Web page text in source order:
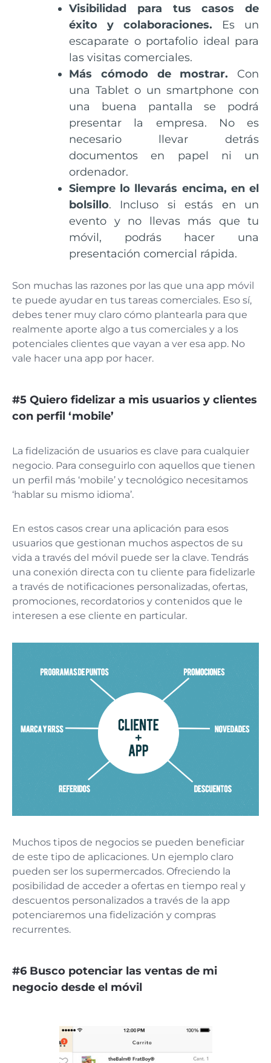
Visibilidad para tus casos de
éxito y colaboraciones. Es un
escaparate o portafolio ideal para
las visitas comerciales.
Más cómodo de mostrar. Con
una Tablet o un smartphone con
una buena pantalla se podrá
presentar la empresa. No es
necesario llevar detrás
documentos en papel ni un
ordenador.
Siempre lo llevarás encima, en el
bolsillo. Incluso si estás en un
evento y no llevas más que tu
móvil, podrás hacer una
presentación comercial rápida.
Son muchas las razones por las que una app móvil
te puede ayudar en tus tareas comerciales. Eso sí,
debes tener muy claro cómo plantearla para que
realmente aporte algo a tus comerciales y a los
potenciales clientes que vayan a ver esa app. No
vale hacer una app por hacer.
#5 Quiero fidelizar a mis usuarios y clientes
con perfil ‘mobile’
La fidelización de usuarios es clave para cualquier
negocio. Para conseguirlo con aquellos que tienen
un perfil más ‘mobile’ y tecnológico necesitamos
‘hablar su mismo idioma’.
En estos casos crear una aplicación para esos
usuarios que gestionan muchos aspectos de su
vida a través del móvil puede ser la clave. Tendrás
una conexión directa con tu cliente para fidelizarle
a través de notificaciones personalizadas, ofertas,
promociones, recordatorios y contenidos que le
interesen a ese cliente en particular.
Muchos tipos de negocios se pueden beneficiar
de este tipo de aplicaciones. Un ejemplo claro
pueden ser los supermercados. Ofreciendo la
posibilidad de acceder a ofertas en tiempo real y
descuentos personalizados a través de la app
potenciaremos una fidelización y compras
recurrentes.
#6 Busco potenciar las ventas de mi
negocio desde el móvil